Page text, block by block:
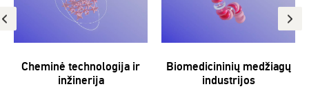
Cheminė technologija ir
inžinerija
Biomedicininių medžiagų
industrijos